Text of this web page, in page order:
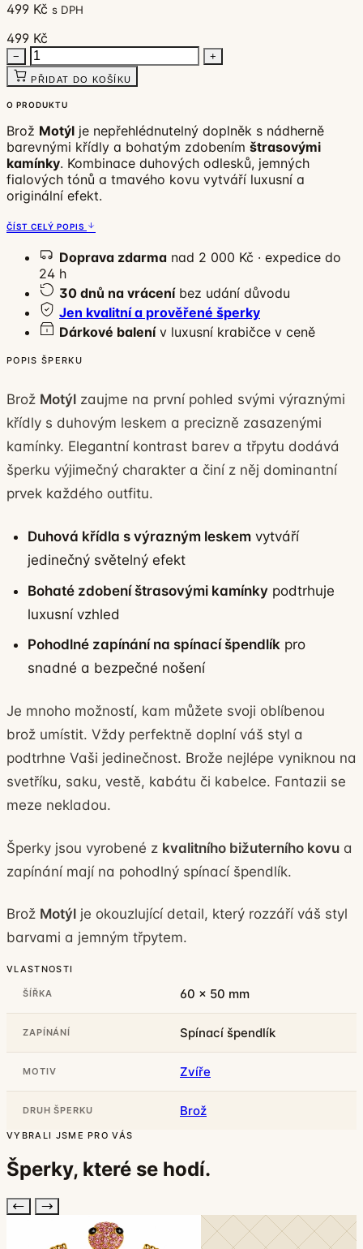
499 Kč s DPH
499 Kč
− +
PŘIDAT DO KOŠÍKU
O PRODUKTU
Brož Motýl je nepřehlédnutelný doplněk s nádherně
barevnými křídly a bohatým zdobením štrasovými
kamínky. Kombinace duhových odlesků, jemných
fialových tónů a tmavého kovu vytváří luxusní a
originální efekt.
ČÍST CELÝ POPIS
Doprava zdarma nad 2 000 Kč · expedice do
24 h
30 dnů na vráceníbez udání důvodu
Jen kvalitní a prověřené šperky
Dárkové balenív luxusní krabičce v ceně
POPIS ŠPERKU
Brož Motýl zaujme na první pohled svými výraznými
křídly s duhovým leskem a precizně zasazenými
kamínky. Elegantní kontrast barev a třpytu dodává
šperku výjimečný charakter a činí z něj dominantní
prvek každého outfitu.
Duhová křídla s výrazným leskemvytváří
jedinečný světelný efekt
Bohaté zdobení štrasovými kamínkypodtrhuje
luxusní vzhled
Pohodlné zapínání na spínací špendlíkpro
snadné a bezpečné nošení
Je mnoho možností, kam můžete svoji oblíbenou
brož umístit. Vždy perfektně doplní váš styl a
podtrhne Vaši jedinečnost. Brože nejlépe vyniknou na
svetříku, saku, vestě, kabátu či kabelce. Fantazii se
meze nekladou.
Šperky jsou vyrobené z kvalitního bižuterního kovu a
zapínání mají na pohodlný spínací špendlík.
Brož Motýl je okouzlující detail, který rozzáří váš styl
barvami a jemným třpytem.
VLASTNOSTI
ŠÍŘKA 60 x 50 mm
ZAPÍNÁNÍ Spínací špendlík
MOTIV Zvíře
DRUH ŠPERKU Brož
VYBRALI JSME PRO VÁS
Šperky, které se hodí.